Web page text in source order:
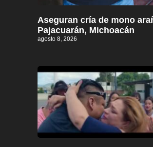
Aseguran cría de mono
Pajacuarán, Michoacán
agosto 8, 2026